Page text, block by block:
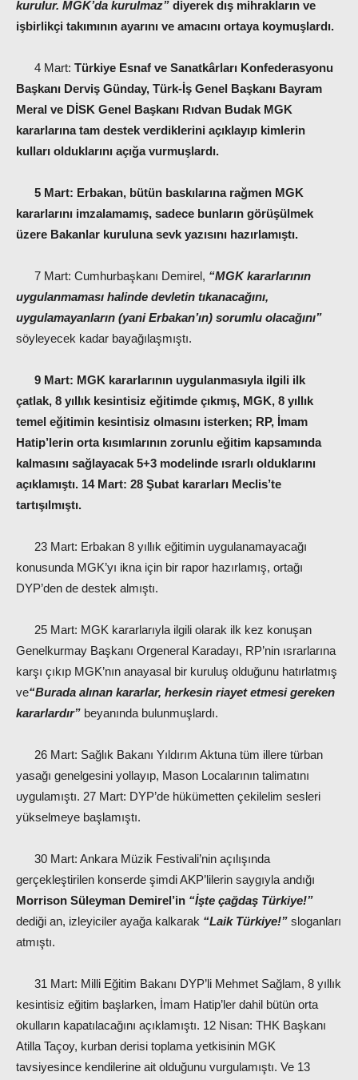
kurulur. MGK’da kurulmaz” diyerek dış mihrakların ve
işbirlikçi takımının ayarını ve amacını ortaya koymuşlardı.
4 Mart: Türkiye Esnaf ve Sanatkârları Konfederasyonu
Başkanı Derviş Günday, Türk-İş Genel Başkanı Bayram
Meral ve DİSK Genel Başkanı Rıdvan Budak MGK
kararlarına tam destek verdiklerini açıklayıp kimlerin
kulları olduklarını açığa vurmuşlardı.
5 Mart: Erbakan, bütün baskılarına rağmen MGK
kararlarını imzalamamış, sadece bunların görüşülmek
üzere Bakanlar kuruluna sevk yazısını hazırlamıştı.
7 Mart: Cumhurbaşkanı Demirel, “MGK kararlarının
uygulanmaması halinde devletin tıkanacağını,
uygulamayanların (yani Erbakan’ın) sorumlu olacağını”
söyleyecek kadar bayağılaşmıştı.
9 Mart: MGK kararlarının uygulanmasıyla ilgili ilk
çatlak, 8 yıllık kesintisiz eğitimde çıkmış, MGK, 8 yıllık
temel eğitimin kesintisiz olmasını isterken; RP, İmam
Hatip’lerin orta kısımlarının zorunlu eğitim kapsamında
kalmasını sağlayacak 5+3 modelinde ısrarlı olduklarını
açıklamıştı. 14 Mart: 28 Şubat kararları Meclis’te
tartışılmıştı.
23 Mart: Erbakan 8 yıllık eğitimin uygulanamayacağı
konusunda MGK’yı ikna için bir rapor hazırlamış, ortağı
DYP’den de destek almıştı.
25 Mart: MGK kararlarıyla ilgili olarak ilk kez konuşan
Genelkurmay Başkanı Orgeneral Karadayı, RP’nin ısrarlarına
karşı çıkıp MGK’nın anayasal bir kuruluş olduğunu hatırlatmış
ve“Burada alınan kararlar, herkesin riayet etmesi gereken
kararlardır” beyanında bulunmuşlardı.
26 Mart: Sağlık Bakanı Yıldırım Aktuna tüm illere türban
yasağı genelgesini yollayıp, Mason Localarının talimatını
uygulamıştı. 27 Mart: DYP’de hükümetten çekilelim sesleri
yükselmeye başlamıştı.
30 Mart: Ankara Müzik Festivali’nin açılışında
gerçekleştirilen konserde şimdi AKP’lilerin saygıyla andığı
Morrison Süleyman Demirel’in “İşte çağdaş Türkiye!”
dediği an, izleyiciler ayağa kalkarak “Laik Türkiye!” sloganları
atmıştı.
31 Mart: Milli Eğitim Bakanı DYP’li Mehmet Sağlam, 8 yıllık
kesintisiz eğitim başlarken, İmam Hatip’ler dahil bütün orta
okulların kapatılacağını açıklamıştı. 12 Nisan: THK Başkanı
Atilla Taçoy, kurban derisi toplama yetkisinin MGK
tavsiyesince kendilerine ait olduğunu vurgulamıştı. Ve 13